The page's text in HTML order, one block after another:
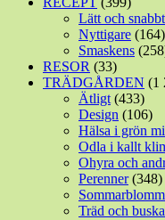
Lätt och snabbt
Nyttigare (164)
Smaskens
RESOR (33)
TRÄDGÅRDEN (1
Ätligt (433)
Design (106)
Hälsa i grön
Odla i kallt
Ohyra och
Perenner(348)
Träd och